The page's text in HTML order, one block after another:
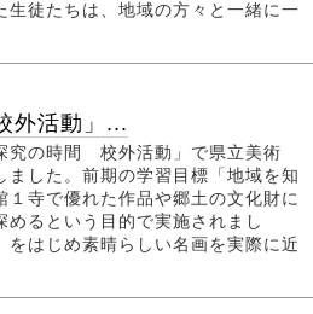
徒たちは、地域の方々と一緒に一
外活動」...
の時間 校外活動」で県立美術
した。前期の学習目標「地域を知
寺で優れた作品や郷土の文化財に
るという目的で実施されまし
はじめ素晴らしい名画を実際に近